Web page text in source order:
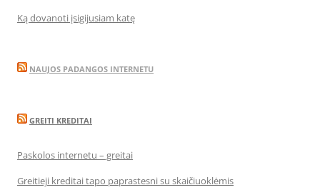
Ką dovanoti įsigijusiam katę
NAUJOS PADANGOS INTERNETU
GREITI KREDITAI
Paskolos internetu – greitai
Greitieji kreditai tapo paprastesni su skaičiuoklėmis